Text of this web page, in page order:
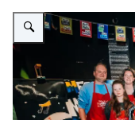
Vergroot afbeelding